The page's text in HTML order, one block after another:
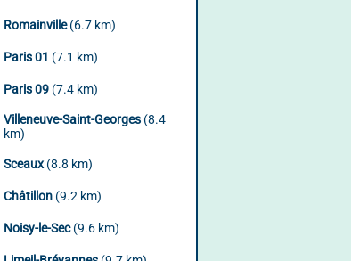
Romainville(6.7 km)
Paris 01 (7.1 km)
Paris 09(7.4 km)
Villeneuve-Saint-Georges(8.4
km)
Sceaux(8.8 km)
Châtillon(9.2 km)
Noisy-le-Sec(9.6 km)